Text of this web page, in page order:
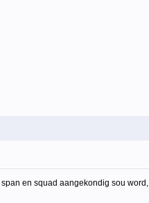
en squad aangekondig sou